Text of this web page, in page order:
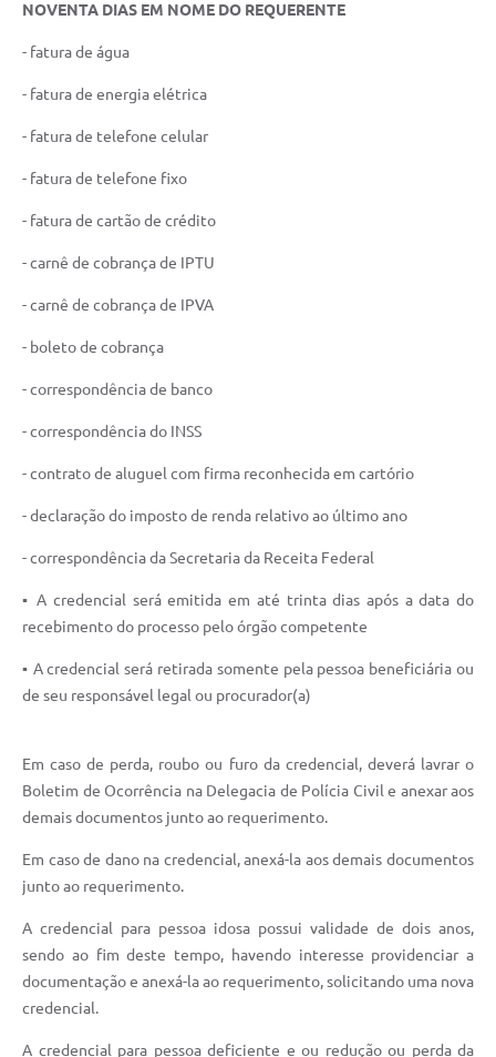
NOVENTA DIAS EM NOME DO REQUERENTE
- fatura de água
- fatura de energia elétrica
- fatura de telefone celular
- fatura de telefone fixo
- fatura de cartão de crédito
- carnê de cobrança de IPTU
- carnê de cobrança de IPVA
- boleto de cobrança
- correspondência de banco
- correspondência do INSS
- contrato de aluguel com firma reconhecida em cartório
- declaração do imposto de renda relativo ao último ano
- correspondência da Secretaria da Receita Federal
▪ A credencial será emitida em até trinta dias após a data do
recebimento do processo pelo órgão competente
▪ A credencial será retirada somente pela pessoa beneficiária ou
de seu responsável legal ou procurador(a)
Em caso de perda, roubo ou furo da credencial, deverá lavrar o
Boletim de Ocorrência na Delegacia de Polícia Civil e anexar aos
demais documentos junto ao requerimento.
Em caso de dano na credencial, anexá-la aos demais documentos
junto ao requerimento.
A credencial para pessoa idosa possui validade de dois anos,
sendo ao fim deste tempo, havendo interesse providenciar a
documentação e anexá-la ao requerimento, solicitando uma nova
credencial.
A credencial para pessoa deficiente e ou redução ou perda da